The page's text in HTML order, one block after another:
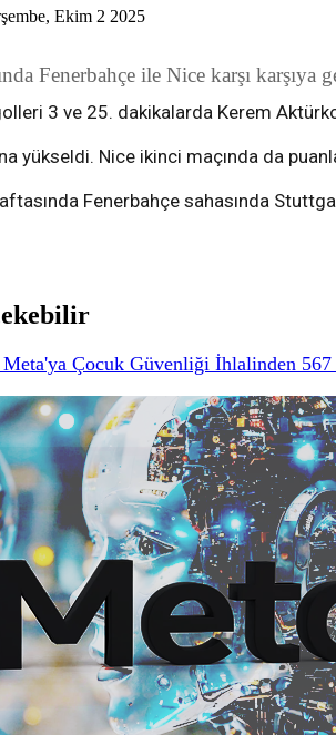
Ekim 2 2025
Fenerbahçe ile Nice karşı
3 ve 25. dakikalarda Kerem
yükseldi. Nice ikinci maçında da
Fenerbahçe sahasında
Çocuk Güvenliği İhlalinden 567